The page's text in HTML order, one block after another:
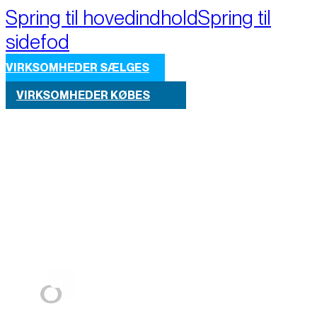
Spring til hovedindholdSpring til
sidefod
VIRKSOMHEDER SÆLGES
VIRKSOMHEDER KØBES